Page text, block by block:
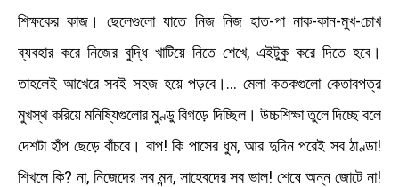
শিক্ষকের কাজ। ছেলেগুলাে যাতে নিজ নিজ হাত-পা নাক-কান-মুখ-চোখ
ব্যবহার করে নিজের বুদ্ধি খাটিয়ে নিতে শেখে, এইটুকু করে দিতে হবে।
তাহলেই আখেরে সবই সহজ হয়ে পড়বে।... মেলা কতকগুলাে কেতাবপত্র
মুখস্থ করিয়ে মনিষ্যিগুলাের মুণ্ডু বিগড়ে দিচ্ছিল। উচ্চশিক্ষা তুলে দিচ্ছে বলে
দেশটা হাঁপ ছেড়ে বাঁচবে। বাপ! কি পাসের ধুম, আর দুদিন পরেই সব ঠাণ্ডা!
শিখলে কি? না, নিজেদের সব মন্দ, সাহেবদের সব ভাল! শেষে অন্ন জোটে না!